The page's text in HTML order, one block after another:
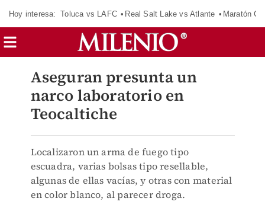
Hoy interesa: Toluca vs LAFC Real Salt Lake vs Atlante Maratón
Aseguran presunta un
narco laboratorio en
Teocaltiche
Localizaron un arma de fuego tipo
escuadra, varias bolsas tipo resellable,
algunas de ellas vacías, y otras con material
en color blanco, al parecer droga.